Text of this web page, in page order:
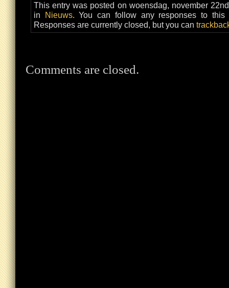
This entry was posted on woensdag, november
in Nieuws. You can follow any responses to
Responses are currently closed, but you can
Comments are closed.